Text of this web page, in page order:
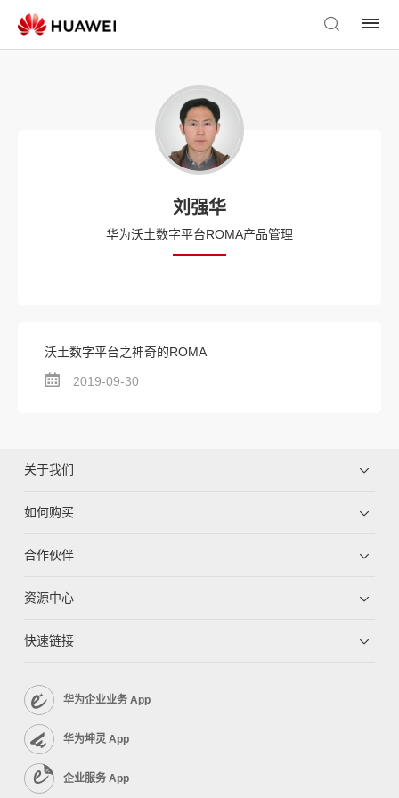
刘强华
华为沃土数字平台ROMA产品管理
沃土数字平台之神奇的ROMA
2019-09-30
关于我们
如何购买
合作伙伴
资源中心
快速链接
华为企业业务 App
华为坤灵 App
企业服务 App